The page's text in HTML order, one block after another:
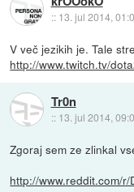
:: 13. jul 2014,
V več jezikih je. Tale
http://www.twitch.tv/
Tr0n
:: 13. jul 2014,
Zgoraj sem ze zlinkal
http://www.reddit.com/